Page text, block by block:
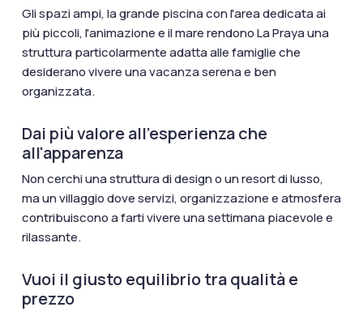
Gli spazi ampi, la grande piscina con l'area dedicata ai
più piccoli, l'animazione e il mare rendono La Praya una
struttura particolarmente adatta alle famiglie che
desiderano vivere una vacanza serena e ben
organizzata.
Dai più valore all'esperienza che
all'apparenza
Non cerchi una struttura di design o un resort di lusso,
ma un villaggio dove servizi, organizzazione e atmosfera
contribuiscono a farti vivere una settimana piacevole e
rilassante.
Vuoi il giusto equilibrio tra qualità e
prezzo